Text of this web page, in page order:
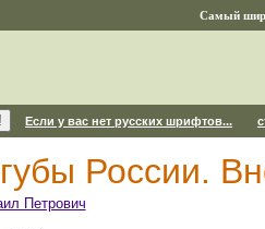
Самый
Если у вас нет русских шрифтов...
России.
Петрович